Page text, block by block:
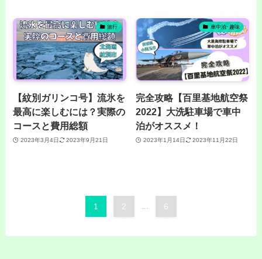
旅行
【紋別ガリンコ号】流氷を
最高に楽しむには？実際の
コースと費用総額
2023年3月4日 2023年9月21日
車中泊･趣味
完全攻略【百里基地航空祭
2022】大洗駐車場で車中
泊がオススメ！
2023年1月14日 2023年11月22日
1 2 ... 6